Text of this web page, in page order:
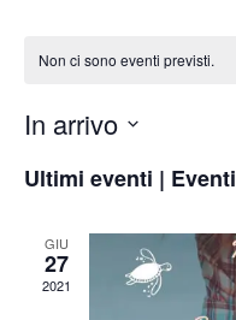
Non ci sono eventi previsti.
In arrivo
la
Ultimi eventi | Eventi
GIU
27
2021